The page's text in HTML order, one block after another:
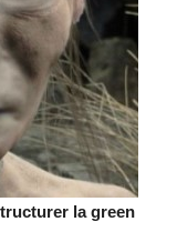
la green